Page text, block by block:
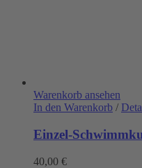
Warenkorb ansehen
In den Warenkorb /
Einzel-
40,00 €